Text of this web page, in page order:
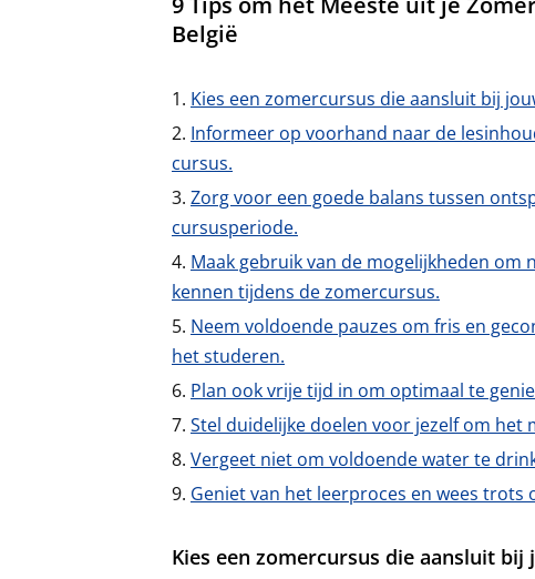
België
Kies een zomercursus die aansluit bij
Informeer op voorhand naar de
cursus.
Zorg voor een goede balans tussen
cursusperiode.
Maak gebruik van de mogelijkheden om
kennen tijdens de zomercursus.
Neem voldoende pauzes om fris en
het studeren.
Plan ook vrije tijd in om optimaal te
Stel duidelijke doelen voor jezelf om het
Vergeet niet om voldoende water te
Geniet van het leerproces en wees trots
Kies een zomercursus die aansluit bij